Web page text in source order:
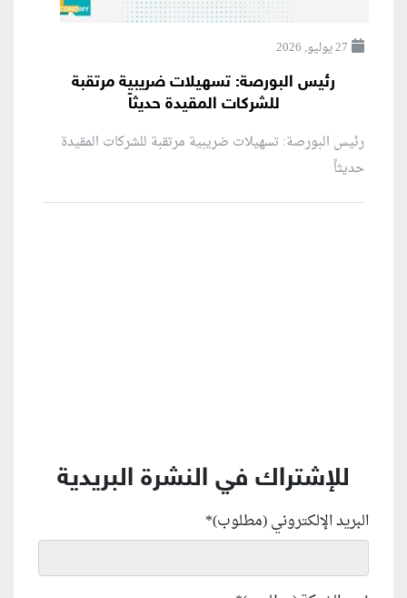
27 يوليو, 2026
رئيس البورصة: تسهيلات ضريبية مرتقبة
للشركات المقيدة حديثاً
رئيس البورصة: تسهيلات ضريبية مرتقبة للشركات المقيدة
حديثاً
للإشتراك في النشرة البريدية
البريد الإلكتروني (مطلوب)*